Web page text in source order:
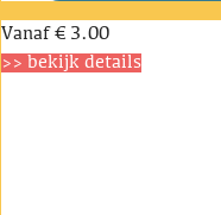
Vanaf € 3.00
>> bekijk details